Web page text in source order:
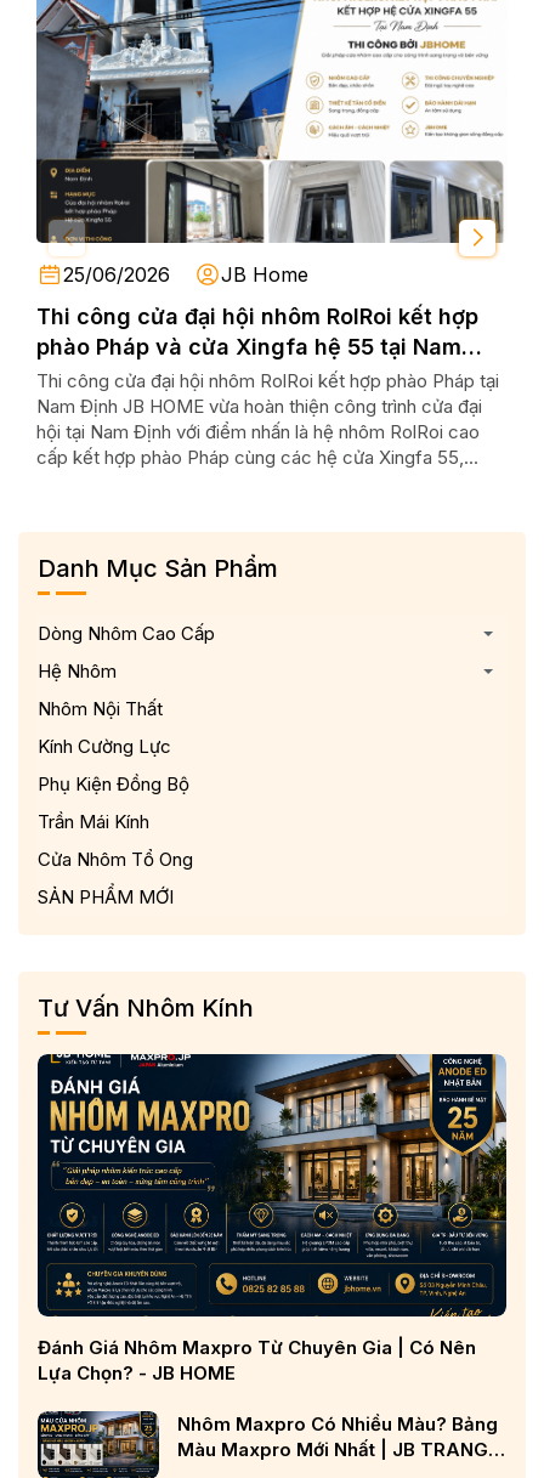
25/06/2026 JB Home
Thi công cửa đại hội nhôm RolRoi kết hợp
phào Pháp và cửa Xingfa hệ 55 tại Nam
Định
Thi công cửa đại hội nhôm RolRoi kết hợp phào Pháp tại
Nam Định JB HOME vừa hoàn thiện công trình cửa đại
hội tại Nam Định với điểm nhấn là hệ nhôm RolRoi cao
cấp kết hợp phào Pháp cùng các hệ cửa Xingfa 55,...
Danh Mục Sản Phẩm
Dòng Nhôm Cao Cấp
Hệ Nhôm
Nhôm Nội Thất
Kính Cường Lực
Phụ Kiện Đồng Bộ
Trần Mái Kính
Cửa Nhôm Tổ Ong
SẢN PHẨM MỚI
Tư Vấn Nhôm Kính
Đánh Giá Nhôm Maxpro Từ Chuyên Gia | Có Nên
Lựa Chọn? - JB HOME
Nhôm Maxpro Có Nhiều Màu? Bảng
Màu Maxpro Mới Nhất | JB TRANG